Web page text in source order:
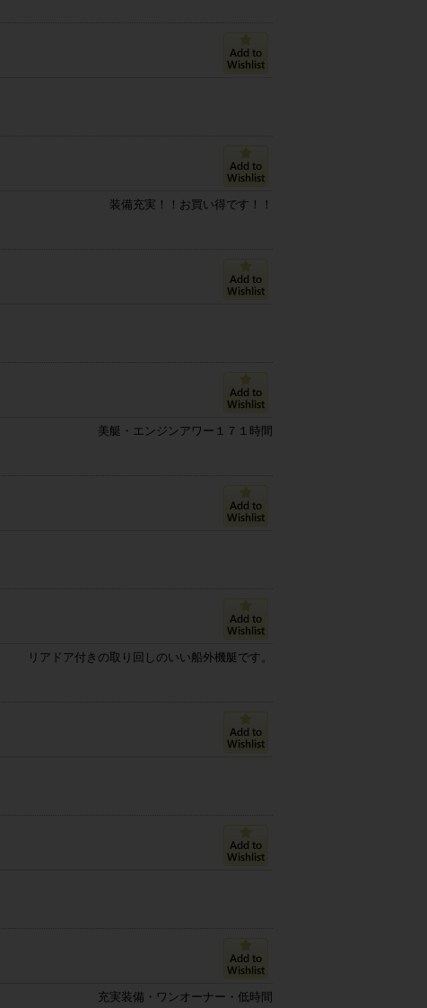
装備充実！！お買い得です！！
美艇・エンジンアワー１７１時間
リアドア付きの取り回しのいい船外機艇です。
充実装備・ワンオーナー・低時間